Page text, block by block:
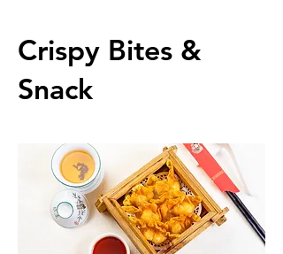
Crispy Bites &
Snack